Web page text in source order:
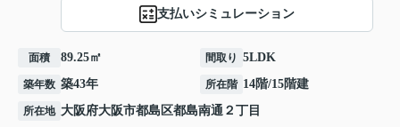
支払いシミュレーション
面積 89.25㎡ 間取り 5LDK
築年数 築43年 所在階 14階/15階建
所在地 大阪府大阪市都島区都島南通 ２丁目